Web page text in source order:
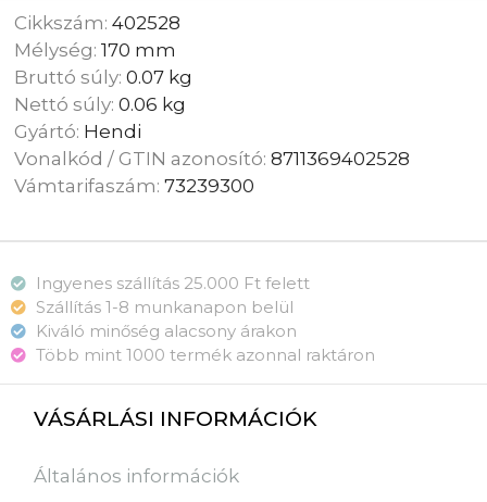
Cikkszám:402528
Mélység:170 mm
Bruttó súly:0.07 kg
Nettó súly:0.06 kg
Gyártó: Hendi
Vonalkód / GTIN azonosító:8711369402528
Vámtarifaszám:73239300
Ingyenes szállítás 25.000 Ft felett
Szállítás 1-8 munkanapon belül
Kiváló minőség alacsony árakon
Több mint 1000 termék azonnal raktáron
VÁSÁRLÁSI INFORMÁCIÓK
Általános információk